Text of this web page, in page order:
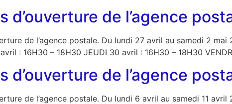
d’ouverture de l’agence
de l’agence postale. Du lundi 27 avril au samedi 2
avril : 16H30 – 18H30 JEUDI 30 avril : 16H30 – 18H30
d’ouverture de l’agence
de l’agence postale. Du lundi 6 avril au samedi 11